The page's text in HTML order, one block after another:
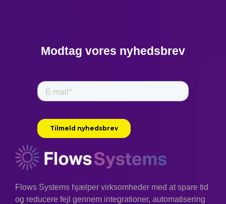
“We shape our tools, and
thereafter our tools shape
our work and life, and it
allows us to adapt more
harmonizes systems and
creativity.”
"Cybernetics"
Modtag vores nyhedsbrev
Flows Systems hjælper virksomheder med at spare tid
og reducere fejl gennem integrationer, automatisering